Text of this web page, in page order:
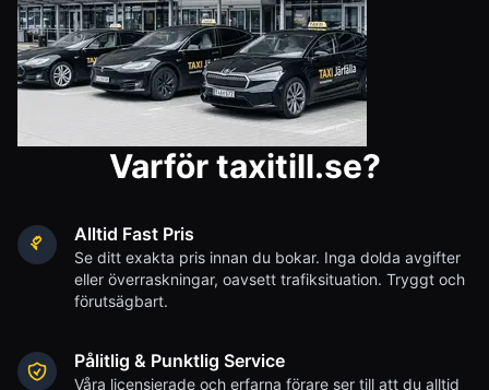
Varför taxitill.se?
Alltid Fast Pris
Se ditt exakta pris innan du bokar. Inga dolda avgifter
eller överraskningar, oavsett trafiksituation. Tryggt och
förutsägbart.
Pålitlig & Punktlig Service
Våra licensierade och erfarna förare ser till att du alltid